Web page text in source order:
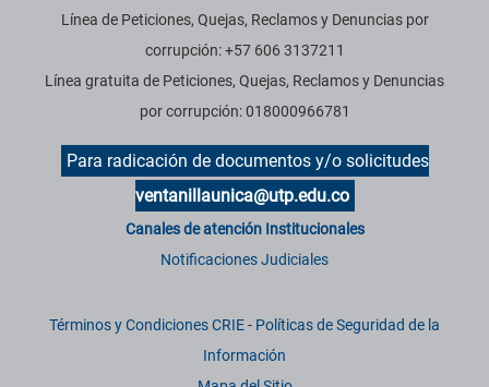
Línea de Peticiones, Quejas, Reclamos y Denuncias por
corrupción: +57 606 3137211
Línea gratuita de Peticiones, Quejas, Reclamos y Denuncias
por corrupción: 018000966781
Para radicación de documentos y/o solicitudes
ventanillaunica@utp.edu.co
Canales de atención Institucionales
Notificaciones Judiciales
Términos y Condiciones CRIE- Políticas de Seguridad de la
Información